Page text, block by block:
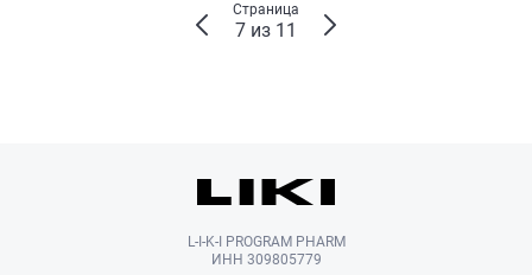
Страница
7 из 11
L-I-K-I PROGRAM PHARM
ИНН 309805779